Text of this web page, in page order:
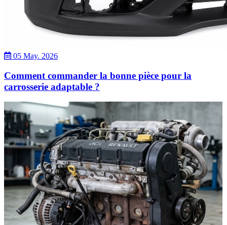
05 May. 2026
Comment commander la bonne pièce pour la
carrosserie adaptable ?